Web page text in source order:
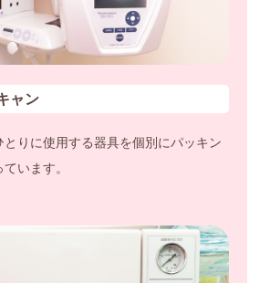
ャン
とりに使用する器具を個別にパッキン
います。